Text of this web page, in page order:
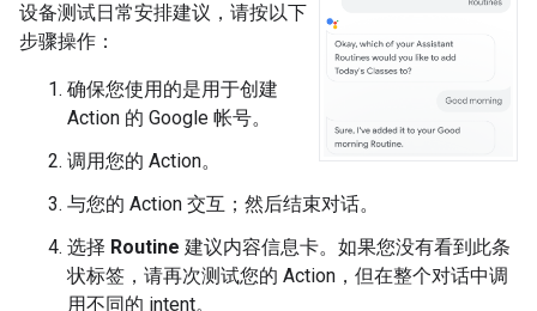
设备测试日常安排建议，请按以下
步骤操作：
确保您使用的是用于创建
Action 的 Google 帐号。
调用您的 Action。
与您的 Action 交互；然后结束对话。
选择 Routine 建议内容信息卡。如果您没有看到此条
状标签，请再次测试您的 Action，但在整个对话中调
用不同的 intent。